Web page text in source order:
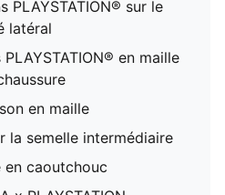
PLAYSTATION® sur le
latéral
en maille
en maille
la semelle intermédiaire
en caoutchouc